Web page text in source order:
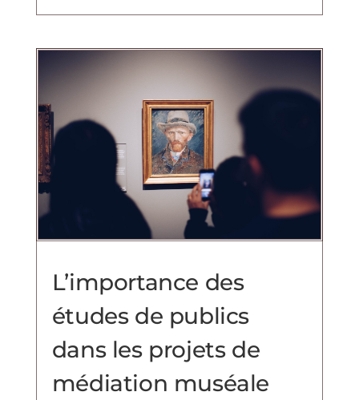
L’importance des
études de publics
dans les projets de
médiation muséale